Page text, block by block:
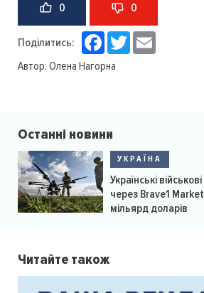
0 0
Поділитись: Facebook
Twitter
Автор: Олена Нагорна
Останні новини
УКРАЇНА
Українські
через Brave1
мільярд доларів
Читайте також